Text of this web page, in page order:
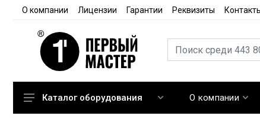
О компании Лицензии Гарантии Реквизиты
Каталог оборудования О компании